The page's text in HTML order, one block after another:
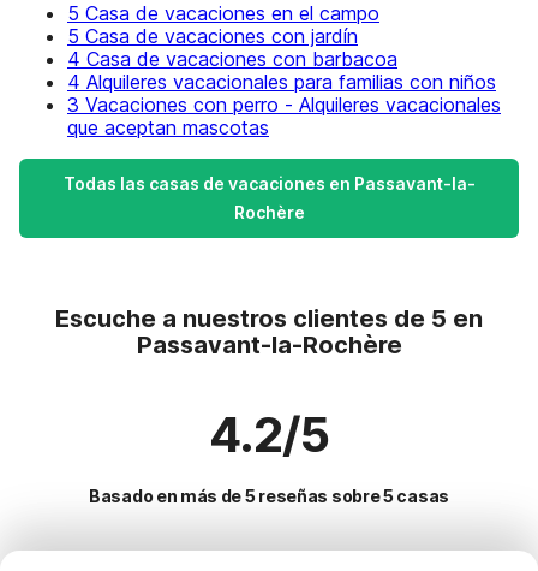
5 Casa de vacaciones en el campo
5 Casa de vacaciones con jardín
4 Casa de vacaciones con barbacoa
4 Alquileres vacacionales para familias con niños
3 Vacaciones con perro - Alquileres vacacionales
que aceptan mascotas
Todas las casas de vacaciones en Passavant-la-
Rochère
Escuche a nuestros clientes de 5 en
Passavant-la-Rochère
4.2/5
Basado en más de 5 reseñas sobre 5 casas